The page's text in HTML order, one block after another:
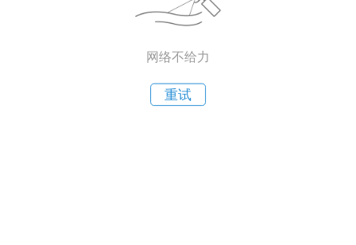
网络不给力
重试